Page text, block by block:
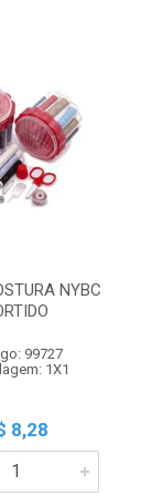
NYBC
99727
1X1
8,28